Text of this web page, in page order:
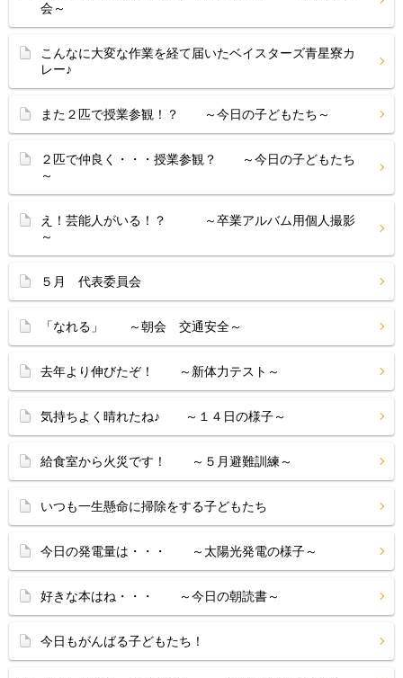
会～
こんなに大変な作業を経て届いたベイスターズ青星寮カ
レー♪
また２匹で授業参観！？ ～今日の子どもたち～
２匹で仲良く・・・授業参観？ ～今日の子どもたち
～
え！芸能人がいる！？ ～卒業アルバム用個人撮影
～
５月 代表委員会
「なれる」 ～朝会 交通安全～
去年より伸びたぞ！ ～新体力テスト～
気持ちよく晴れたね♪ ～１４日の様子～
給食室から火災です！ ～５月避難訓練～
いつも一生懸命に掃除をする子どもたち
今日の発電量は・・・ ～太陽光発電の様子～
好きな本はね・・・ ～今日の朝読書～
今日もがんばる子どもたち！